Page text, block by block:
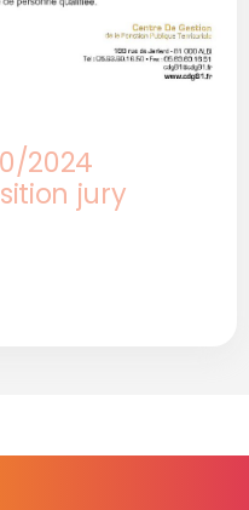
2024
jury